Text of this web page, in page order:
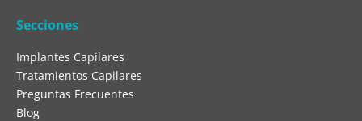
Secciones
Implantes Capilares
Tratamientos Capilares
Preguntas Frecuentes
Blog